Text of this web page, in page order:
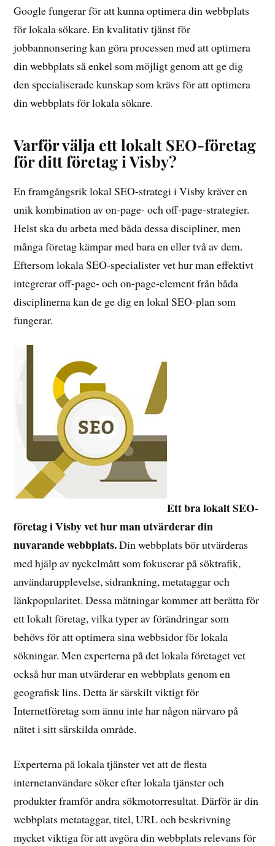
Google fungerar för att kunna optimera din webbplats
för lokala sökare. En kvalitativ tjänst för
jobbannonsering kan göra processen med att optimera
din webbplats så enkel som möjligt genom att ge dig
den specialiserade kunskap som krävs för att optimera
din webbplats för lokala sökare.
Varför välja ett lokalt SEO-företag
för ditt företag i Visby?
En framgångsrik lokal SEO-strategi i Visby kräver en
unik kombination av on-page- och off-page-strategier.
Helst ska du arbeta med båda dessa discipliner, men
många företag kämpar med bara en eller två av dem.
Eftersom lokala SEO-specialister vet hur man effektivt
integrerar off-page- och on-page-element från båda
disciplinerna kan de ge dig en lokal SEO-plan som
fungerar.
Ett bra lokalt SEO-
företag i Visby vet hur man utvärderar din
nuvarande webbplats.Din webbplats bör utvärderas
med hjälp av nyckelmått som fokuserar på söktrafik,
användarupplevelse, sidrankning, metataggar och
länkpopularitet. Dessa mätningar kommer att berätta för
ett lokalt företag, vilka typer av förändringar som
behövs för att optimera sina webbsidor för lokala
sökningar. Men experterna på det lokala företaget vet
också hur man utvärderar en webbplats genom en
geografisk lins. Detta är särskilt viktigt för
Internetföretag som ännu inte har någon närvaro på
nätet i sitt särskilda område.
Experterna på lokala tjänster vet att de flesta
internetanvändare söker efter lokala tjänster och
produkter framför andra sökmotorresultat. Därför är din
webbplats metataggar, titel, URL och beskrivning
mycket viktiga för att avgöra din webbplats relevans för